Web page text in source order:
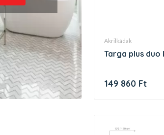
akrilkádak
targa plus duo
149 860 Ft